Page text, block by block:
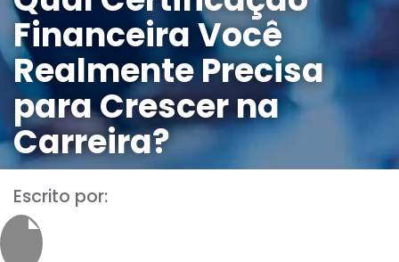
Por atuação
Navegação
Sobre nós
Para empresas
Financeira Você
Realmente Precisa
para Crescer na
Carreira?
Escrito por: